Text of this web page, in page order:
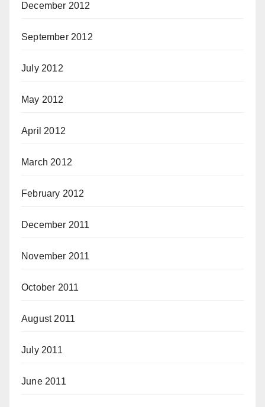
December 2012
September 2012
July 2012
May 2012
April 2012
March 2012
February 2012
December 2011
November 2011
October 2011
August 2011
July 2011
June 2011